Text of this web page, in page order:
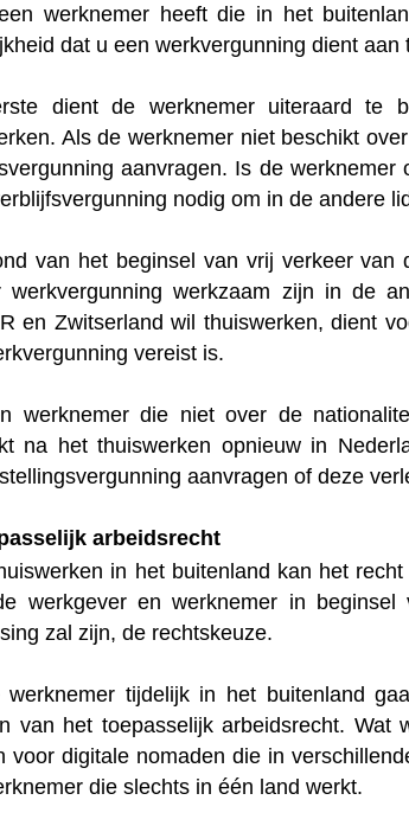
werknemer heeft die in het
dat u een werkvergunning dient
dient de werknemer uiteraard te
Als de werknemer niet beschikt
aanvragen. Is de
nodig om in de andere
van het beginsel van vrij verkeer van
werkvergunning werkzaam zijn in de
en Zwitserland wil thuiswerken, dient
vereist is.
werknemer die niet over de
na het thuiswerken opnieuw in
aanvragen of deze
arbeidsrecht
in het buitenland kan het
werkgever en werknemer in
zal zijn, de rechtskeuze.
tijdelijk in het buitenland
van het toepasselijk arbeidsrecht.
voor digitale nomaden die in
die slechts in één land werkt.